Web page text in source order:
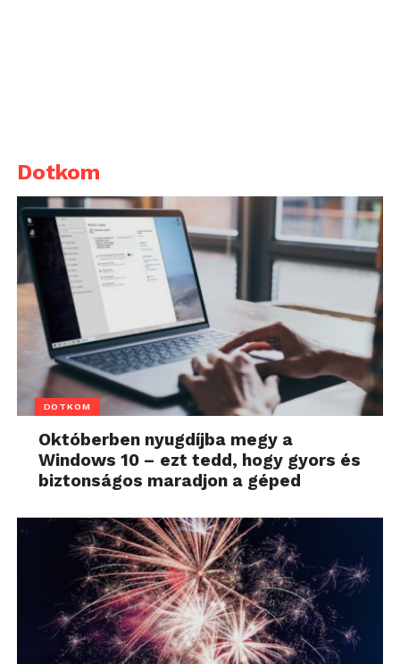
Dotkom
DOTKOM
Októberben nyugdíjba megy a
Windows 10 – ezt tedd, hogy gyors és
biztonságos maradjon a géped